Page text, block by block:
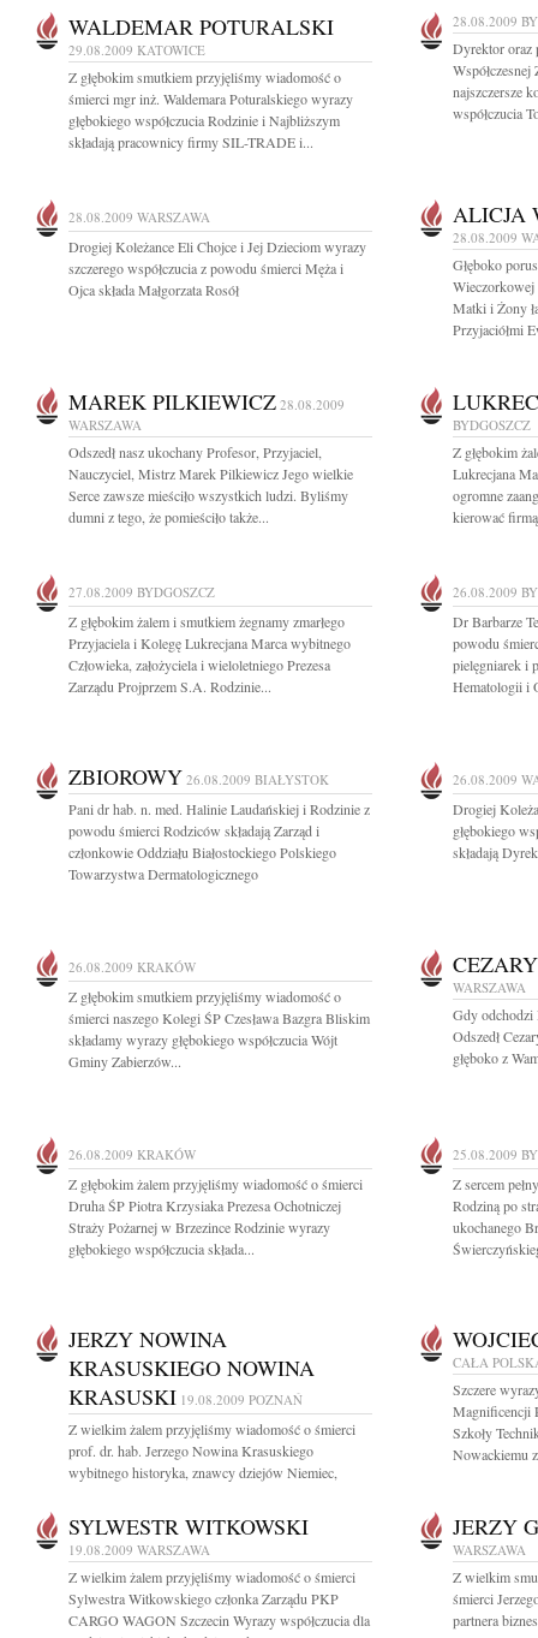
WALDEMAR POTURALSKI
29.08.2009 KATOWICE
Z głębokim smutkiem przyjęliśmy wiadomość o
śmierci mgr inż. Waldemara Poturalskiego wyrazy
głębokiego współczucia Rodzinie i Najbliższym
składają pracownicy firmy SIL-TRADE i...
28.08.2009
Dyrektor oraz
najszczersze
współczucia
28.08.2009 WARSZAWA
Drogiej Koleżance Eli Chojce i Jej Dzieciom wyrazy
szczerego współczucia z powodu śmierci Męża i
Ojca składa Małgorzata Rosół
ALICJA
28.08.2009
Głęboko
Wieczorkowej
Matki i Żony
Przyjaciółmi
MAREK PILKIEWICZ 28.08.2009
WARSZAWA
Odszedł nasz ukochany Profesor, Przyjaciel,
Nauczyciel, Mistrz Marek Pilkiewicz Jego wielkie
Serce zawsze mieściło wszystkich ludzi. Byliśmy
dumni z tego, że pomieściło także...
BYDGOSZCZ
Z głębokim
Lukrecjana
ogromne
kierować
27.08.2009 BYDGOSZCZ
Z głębokim żalem i smutkiem żegnamy zmarłego
Przyjaciela i Kolegę Lukrecjana Marca wybitnego
Człowieka, założyciela i wieloletniego Prezesa
Zarządu Projprzem S.A. Rodzinie...
26.08.2009
Dr Barbarze
powodu
pielęgniarek i
Hematologii i
ZBIOROWY 26.08.2009 BIAŁYSTOK
Pani dr hab. n. med. Halinie Laudańskiej i Rodzinie z
powodu śmierci Rodziców składają Zarząd i
członkowie Oddziału Białostockiego Polskiego
Towarzystwa Dermatologicznego
26.08.2009
Drogiej
głębokiego
składają
26.08.2009 KRAKÓW
Z głębokim smutkiem przyjęliśmy wiadomość o
śmierci naszego Kolegi ŚP Czesława Bazgra Bliskim
składamy wyrazy głębokiego współczucia Wójt
Gminy Zabierzów...
WARSZAWA
Gdy odchodzi
Odszedł
głęboko z
26.08.2009 KRAKÓW
Z głębokim żalem przyjęliśmy wiadomość o śmierci
Druha ŚP Piotra Krzysiaka Prezesa Ochotniczej
Straży Pożarnej w Brzezince Rodzinie wyrazy
głębokiego współczucia składa...
25.08.2009
Z sercem
Rodziną po
ukochanego
JERZY NOWINA
KRASUSKIEGO NOWINA
KRASUSKI 19.08.2009 POZNAŃ
Z wielkim żalem przyjęliśmy wiadomość o śmierci
prof. dr. hab. Jerzego Nowina Krasuskiego
wybitnego historyka, znawcy dziejów Niemiec,
CAŁA
Szczere
Magnificencji
Szkoły
Nowackiemu
SYLWESTR WITKOWSKI
19.08.2009 WARSZAWA
Z wielkim żalem przyjęliśmy wiadomość o śmierci
Sylwestra Witkowskiego członka Zarządu PKP
CARGO WAGON Szczecin Wyrazy współczucia dla
JERZY
WARSZAWA
Z wielkim
śmierci
partnera